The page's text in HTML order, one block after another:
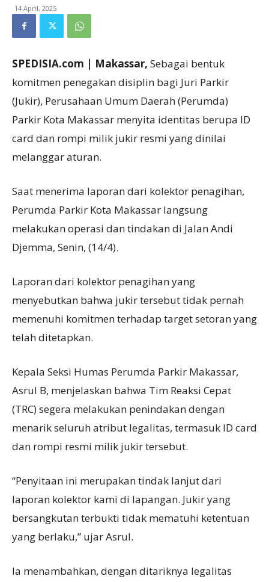
14 April, 2025
SPEDISIA.com | Makassar, Sebagai bentuk
komitmen penegakan disiplin bagi Juri Parkir
(Jukir), Perusahaan Umum Daerah (Perumda)
Parkir Kota Makassar menyita identitas berupa ID
card dan rompi milik jukir resmi yang dinilai
melanggar aturan.
Saat menerima laporan dari kolektor penagihan,
Perumda Parkir Kota Makassar langsung
melakukan operasi dan tindakan di Jalan Andi
Djemma, Senin, (14/4).
Laporan dari kolektor penagihan yang
menyebutkan bahwa jukir tersebut tidak pernah
memenuhi komitmen terhadap target setoran yang
telah ditetapkan.
Kepala Seksi Humas Perumda Parkir Makassar,
Asrul B, menjelaskan bahwa Tim Reaksi Cepat
(TRC) segera melakukan penindakan dengan
menarik seluruh atribut legalitas, termasuk ID card
dan rompi resmi milik jukir tersebut.
“Penyitaan ini merupakan tindak lanjut dari
laporan kolektor kami di lapangan. Jukir yang
bersangkutan terbukti tidak mematuhi ketentuan
yang berlaku,” ujar Asrul.
Ia menambahkan, dengan ditariknya legalitas